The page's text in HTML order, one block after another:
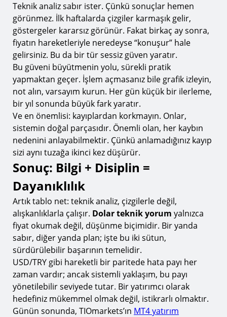
Teknik analiz sabır ister. Çünkü sonuçlar hemen
görünmez. İlk haftalarda çizgiler karmaşık gelir,
göstergeler kararsız görünür. Fakat birkaç ay sonra,
fiyatın hareketleriyle neredeyse “konuşur” hale
gelirsiniz. Bu da bir tür sessiz güven yaratır.
Bu güveni büyütmenin yolu, sürekli pratik
yapmaktan geçer. İşlem açmasanız bile grafik izleyin,
not alın, varsayım kurun. Her gün küçük bir ilerleme,
bir yıl sonunda büyük fark yaratır.
Ve en önemlisi: kayıplardan korkmayın. Onlar,
sistemin doğal parçasıdır. Önemli olan, her kaybın
nedenini anlayabilmektir. Çünkü anlamadığınız kayıp
sizi aynı tuzağa ikinci kez düşürür.
Sonuç: Bilgi + Disiplin =
Dayanıklılık
Artık tablo net: teknik analiz, çizgilerle değil,
alışkanlıklarla çalışır. Dolar teknik yorum yalnızca
fiyat okumak değil, düşünme biçimidir. Bir yanda
sabır, diğer yanda plan; işte bu iki sütun,
sürdürülebilir başarının temelidir.
USD/TRY gibi hareketli bir paritede hata payı her
zaman vardır; ancak sistemli yaklaşım, bu payı
yönetilebilir seviyede tutar. Bir yatırımcı olarak
hedefiniz mükemmel olmak değil, istikrarlı olmaktır.
Günün sonunda, TIOmarkets’ın MT4 yatırım